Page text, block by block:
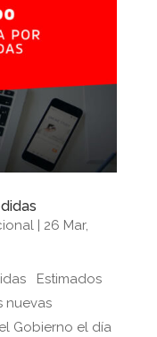
| 26 Mar,
Estimados
nuevas
Gobierno el día